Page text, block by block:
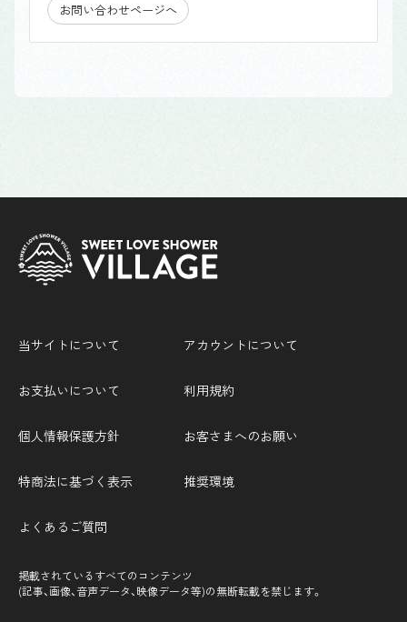
お問い合わせページへ
当サイトについて アカウントについて
お支払いについて 利用規約
個人情報保護方針 お客さまへのお願い
特商法に基づく表示 推奨環境
よくあるご質問
掲載されているすべてのコンテンツ
(記事、画像、音声データ、映像データ等)の無断転載を禁じます。